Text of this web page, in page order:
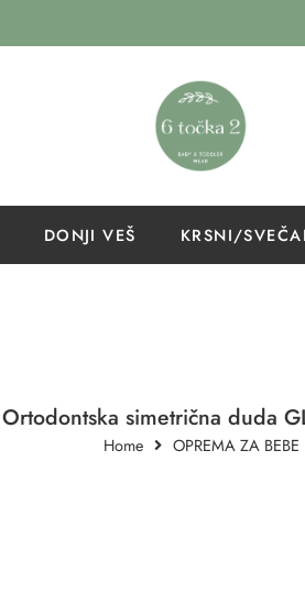
DONJI VEŠ KRSNI/
simetrična duda
Home OPREMA ZA BEBE